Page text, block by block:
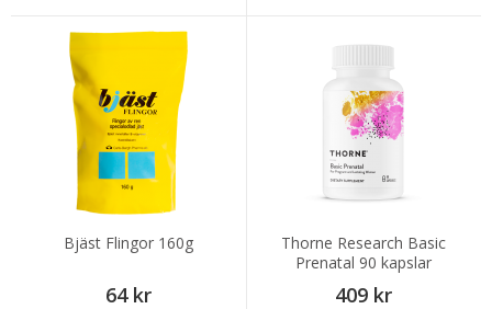
Bjäst Flingor 160g
64 kr
Thorne Research Basic
Prenatal 90 kapslar
409 kr